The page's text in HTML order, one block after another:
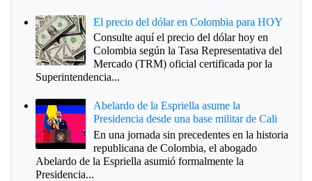
El precio del dólar en Colombia para HOY
Consulte aquí el precio del dólar hoy en
Colombia según la Tasa Representativa del
Mercado (TRM) oficial certificada por la
Superintendencia...
Abelardo de la Espriella asume la
Presidencia desde una base militar de Cali
En una jornada sin precedentes en la historia
republicana de Colombia, el abogado
Abelardo de la Espriella asumió formalmente la
Presidencia...